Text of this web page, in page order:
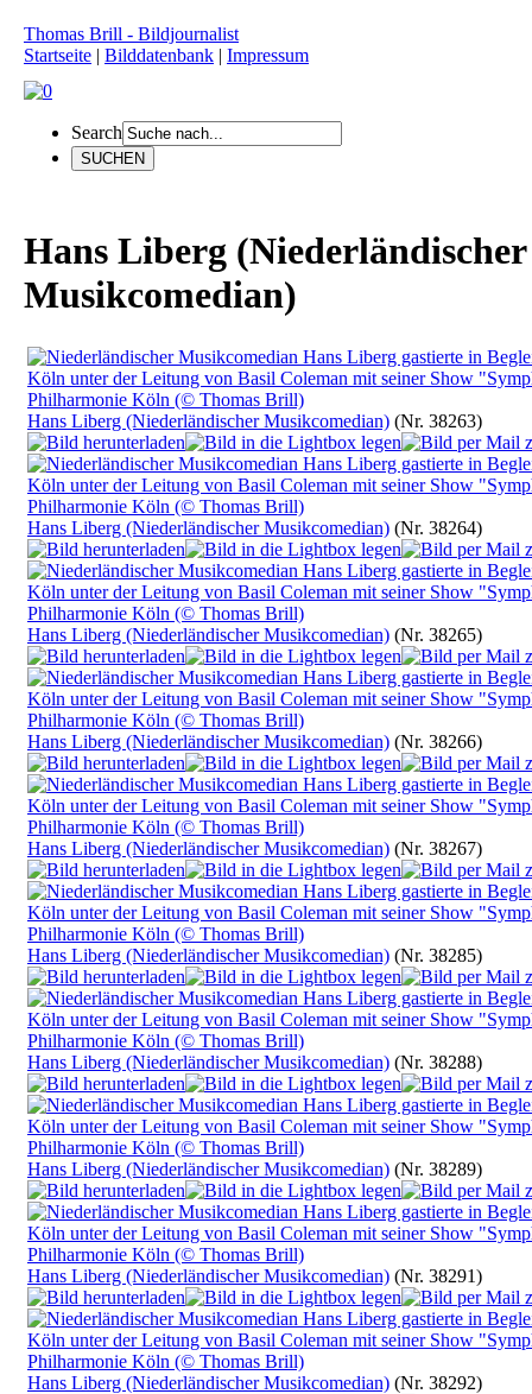
Thomas Brill - Bildjournalist
Startseite | Bilddatenbank | Impressum
Search
Hans Liberg (Niederländischer
Musikcomedian)
Hans Liberg (Niederländischer Musikcomedian) (Nr. 38263)
Hans Liberg (Niederländischer Musikcomedian) (Nr. 38264)
Hans Liberg (Niederländischer Musikcomedian) (Nr. 38265)
Hans Liberg (Niederländischer Musikcomedian) (Nr. 38266)
Hans Liberg (Niederländischer Musikcomedian) (Nr. 38267)
Hans Liberg (Niederländischer Musikcomedian) (Nr. 38285)
Hans Liberg (Niederländischer Musikcomedian) (Nr. 38288)
Hans Liberg (Niederländischer Musikcomedian) (Nr. 38289)
Hans Liberg (Niederländischer Musikcomedian) (Nr. 38291)
Hans Liberg (Niederländischer Musikcomedian) (Nr. 38292)